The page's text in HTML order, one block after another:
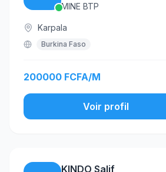
MINE BTP
Karpala
Burkina Faso
200000 FCFA/M
Voir profil
KINDO Salif